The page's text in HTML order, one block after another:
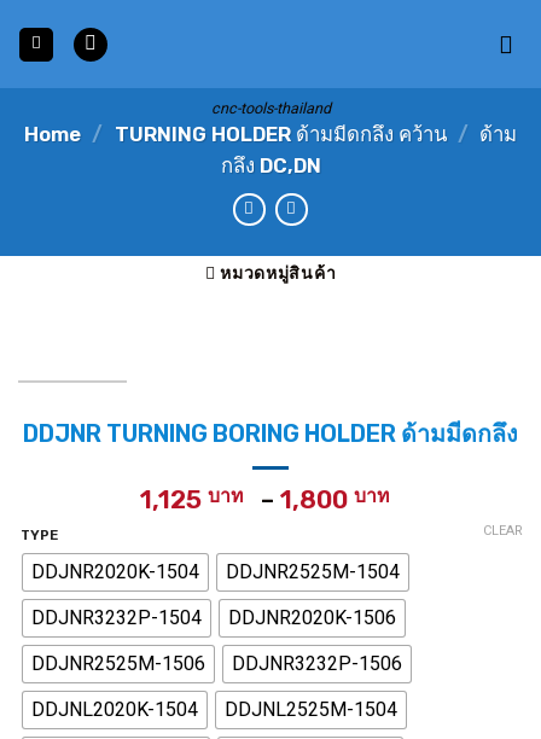
content
cnc-tools-thailand
Home / TURNING HOLDER ด้ามมีดกลึง คว้าน / ด้าม
กลึง DC,DN
หมวดหมู่สินค้า
DDJNR TURNING BORING HOLDER ด้ามมีดกลึง
1,125 – 1,800
1,125 ฿
1,800 ฿
TYPE
DDJNR2020K-1504
DDJNR2525M-1504
DDJNR3232P-1504
DDJNR2020K-1506
DDJNR2525M-1506
DDJNR3232P-1506
DDJNL2020K-1504
DDJNL2525M-1504
CLEAR